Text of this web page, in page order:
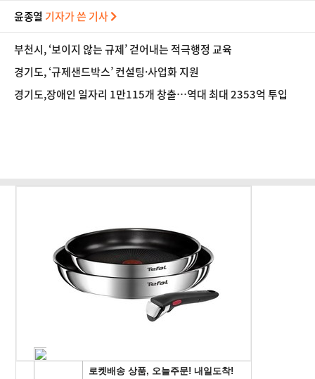
윤종열 기자가 쓴 기사
부천시, ‘보이지 않는 규제’ 걷어내는 적극행정 교육
경기도, ‘규제샌드박스’ 컨설팅·사업화 지원
경기도,장애인 일자리 1만115개 창출…역대 최대 2353억 투입